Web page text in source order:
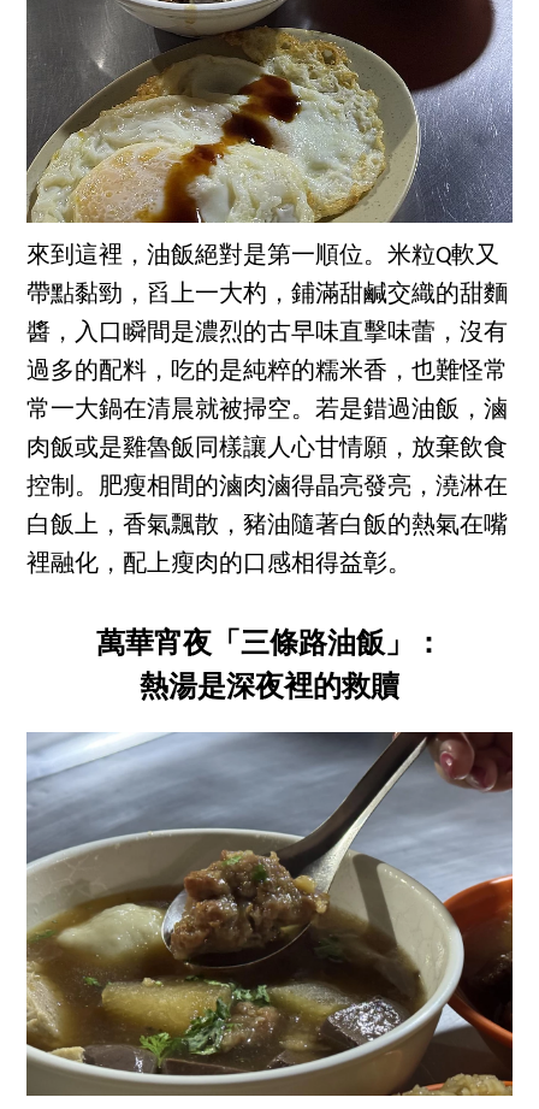
來到這裡，油飯絕對是第一順位。米粒Q軟又
帶點黏勁，舀上一大杓，鋪滿甜鹹交織的甜麵
醬，入口瞬間是濃烈的古早味直擊味蕾，沒有
過多的配料，吃的是純粹的糯米香，也難怪常
常一大鍋在清晨就被掃空。若是錯過油飯，滷
肉飯或是雞魯飯同樣讓人心甘情願，放棄飲食
控制。肥瘦相間的滷肉滷得晶亮發亮，澆淋在
白飯上，香氣飄散，豬油隨著白飯的熱氣在嘴
裡融化，配上瘦肉的口感相得益彰。
萬華宵夜「三條路油飯」：
熱湯是深夜裡的救贖